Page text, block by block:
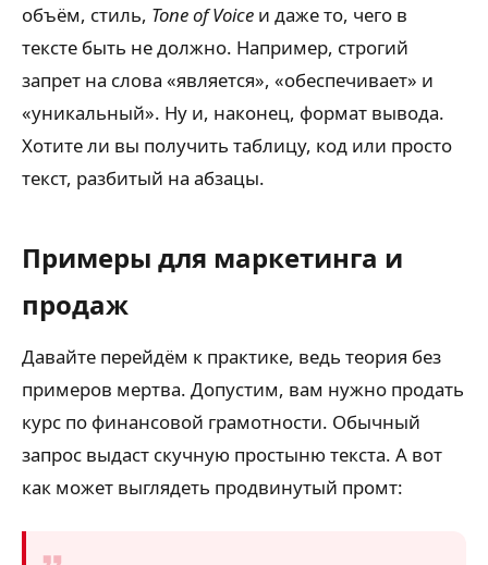
объём, стиль, Tone of Voice и даже то, чего в
тексте быть не должно. Например, строгий
запрет на слова «является», «обеспечивает» и
«уникальный». Ну и, наконец, формат вывода.
Хотите ли вы получить таблицу, код или просто
текст, разбитый на абзацы.
Примеры для маркетинга и
продаж
Давайте перейдём к практике, ведь теория без
примеров мертва. Допустим, вам нужно продать
курс по финансовой грамотности. Обычный
запрос выдаст скучную простыню текста. А вот
как может выглядеть продвинутый промт: